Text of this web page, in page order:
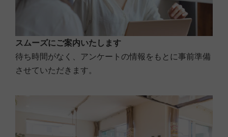
スムーズにご案内いたします
待ち時間がなく、アンケートの情報をもとに事前準備
させていただきます。
■問７.マイホームご購入のきっかけとなった理由をお聞かせく
ださい（複数回答可）
住宅が狭い
家賃がもったいない
場所が不便
収納が狭い